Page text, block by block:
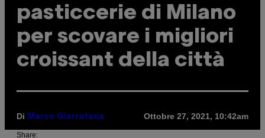
pasticcerie di Milano
per scovare i migliori
croissant della città
Di Marco Giarratana Ottobre 27, 2021, 10:42am
Share: